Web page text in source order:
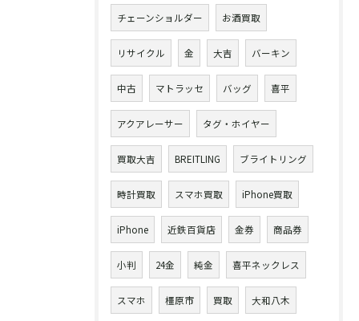
チェーンショルダー お酒買取
リサイクル 金 大吉 バーキン
中古 マトラッセ バッグ 喜平
アクアレーサー タグ・ホイヤー
買取大吉 BREITLING ブライトリング
時計買取 スマホ買取 iPhone買取
iPhone 近鉄百貨店 金券 商品券
小判 24金 純金 喜平ネックレス
スマホ 橿原市 買取 大和八木